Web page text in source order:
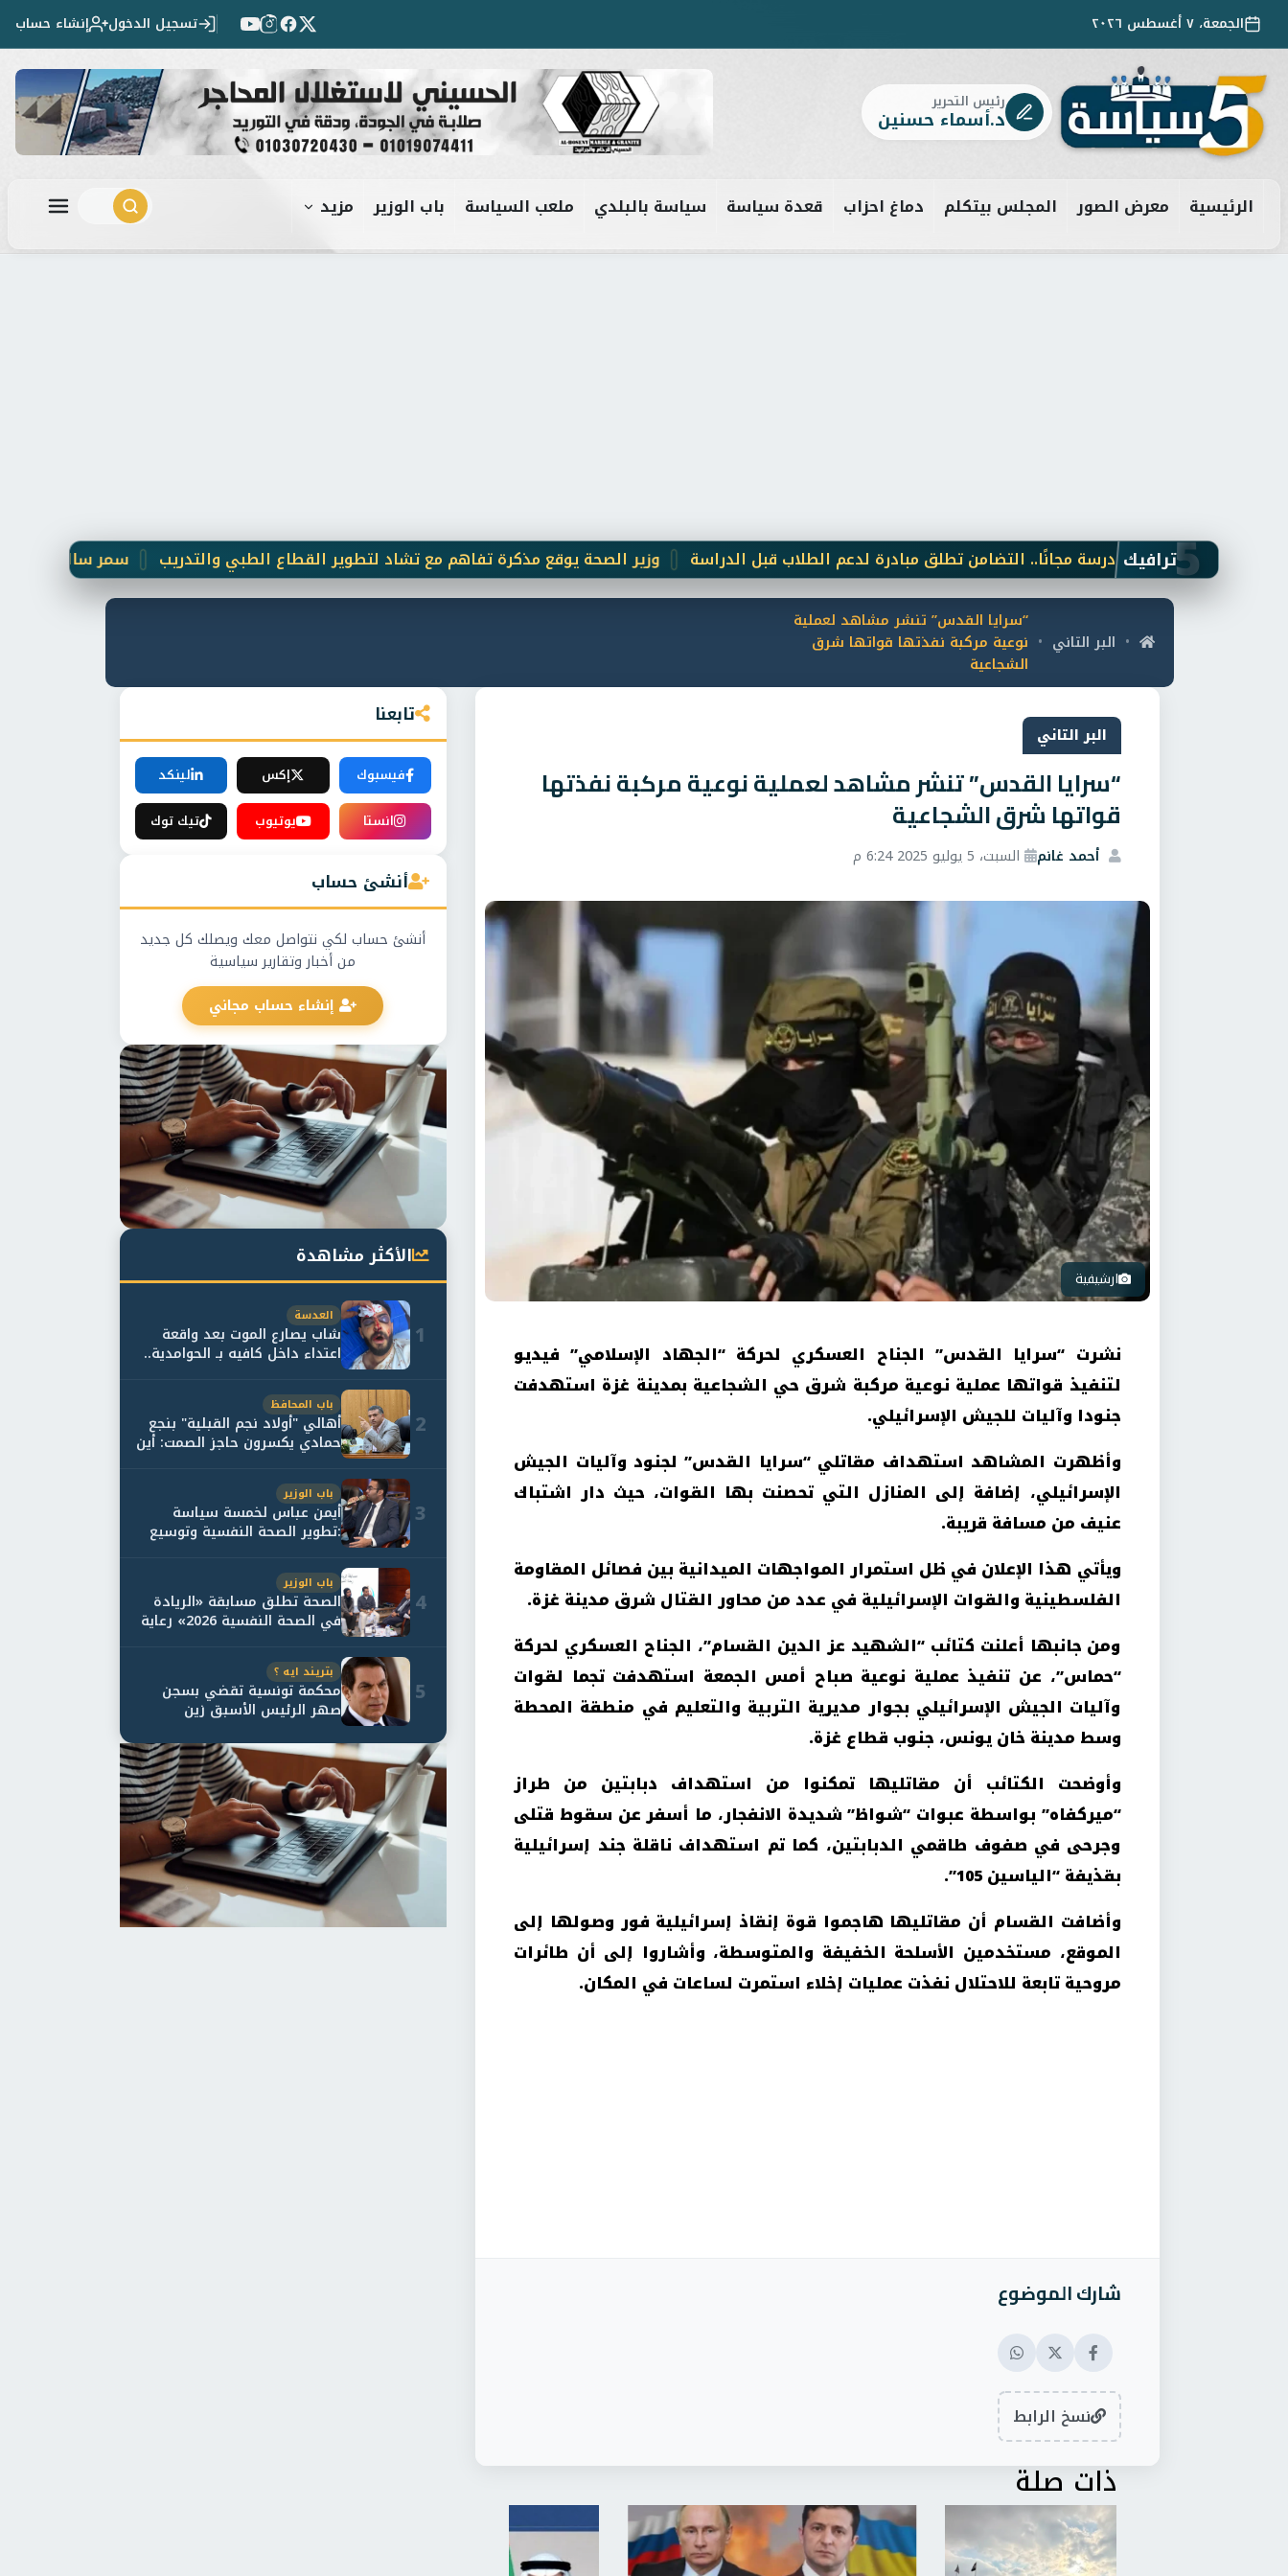
الجمعة، ٧ أغسطس ٢٠٢٦ تسجيل الدخول إنشاء حساب
رئيس التحرير
د.أسماء حسنين
الرئيسية معرض الصور المجلس بيتكلم دماغ احزاب قعدة سياسة سياسة بالبلدي ملعب السياسة باب الوزير مزيد
5ترافيك سمر سالم تطالب بإقرار وزير الصحة يوقع مذكرة تفاهم مع تشاد لتطوير القطاع الطبي والتدريب شنطة المدرسة مجانًا.. التضامن تطلق مبادرة لدعم الطلاب قبل الدراسة
• البر التاني •
“سرايا القدس” تنشر مشاهد لعملية
نوعية مركبة نفذتها قواتها شرق
الشجاعية
البر التاني
“سرايا القدس” تنشر مشاهد لعملية نوعية مركبة نفذتها
قواتها شرق الشجاعية
أحمد غانم السبت، 5 يوليو 2025 6:24 م
ارشيفية
نشرت “سرايا القدس” الجناح العسكري لحركة “الجهاد الإسلامي” فيديو
لتنفيذ قواتها عملية نوعية مركبة شرق حي الشجاعية بمدينة غزة استهدفت
جنودا وآليات للجيش الإسرائيلي.
وأظهرت المشاهد استهداف مقاتلي “سرايا القدس” لجنود وآليات الجيش
الإسرائيلي، إضافة إلى المنازل التي تحصنت بها القوات، حيث دار اشتباك
عنيف من مسافة قريبة.
ويأتي هذا الإعلان في ظل استمرار المواجهات الميدانية بين فصائل المقاومة
الفلسطينية والقوات الإسرائيلية في عدد من محاور القتال شرق مدينة غزة.
ومن جانبها أعلنت كتائب “الشهيد عز الدين القسام”، الجناح العسكري لحركة
“حماس”، عن تنفيذ عملية نوعية صباح أمس الجمعة استهدفت تجما لقوات
وآليات الجيش الإسرائيلي بجوار مديرية التربية والتعليم في منطقة المحطة
وسط مدينة خان يونس، جنوب قطاع غزة.
وأوضحت الكتائب أن مقاتليها تمكنوا من استهداف دبابتين من طراز
“ميركفاه” بواسطة عبوات “شواظ” شديدة الانفجار، ما أسفر عن سقوط قتلى
وجرحى في صفوف طاقمي الدبابتين، كما تم استهداف ناقلة جند إسرائيلية
بقذيفة “الياسين 105”.
وأضافت القسام أن مقاتليها هاجموا قوة إنقاذ إسرائيلية فور وصولها إلى
الموقع، مستخدمين الأسلحة الخفيفة والمتوسطة، وأشاروا إلى أن طائرات
مروحية تابعة للاحتلال نفذت عمليات إخلاء استمرت لساعات في المكان.
شارك الموضوع
نسخ الرابط
ذات صلة
تابعنا
فيسبوك إكس
لينكد
انستا
يوتيوب تيك توك
أنشئ حساب
أنشئ حساب لكي نتواصل معك ويصلك كل جديد
من أخبار وتقارير سياسية
إنشاء حساب مجاني
الأكثر مشاهدة
1
العدسة
شاب يصارع الموت بعد واقعة
اعتداء داخل كافيه بـ الحوامدية..
وأسرته...
2
باب المحافظ
أهالي "أولاد نجم القبلية" بنجع
حمادي يكسرون حاجز الصمت: أين
حقيقة...
3
باب الوزير
أيمن عباس لخمسة سياسة
:تطوير الصحة النفسية وتوسيع
خدمات العلاج و...
4
باب الوزير
الصحة تطلق مسابقة «الريادة
في الصحة النفسية 2026» رعاية
نفسية اف...
5
بتريند ايه ؟
محكمة تونسية تقضي بسجن
صهر الرئيس الأسبق زين
العابدين بن علي لمدة...